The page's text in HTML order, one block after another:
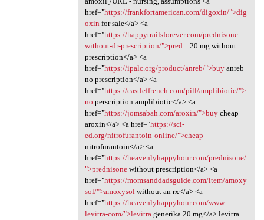
href="https://frankfortamerican.com/digoxin/">dig
oxin for sale</a> <a
href="https://happytrailsforever.com/prednisone-
without-dr-prescription/">pred...20 mg without
prescription</a> <a
href="https://ipalc.org/product/anreb/">buyanreb
no prescription</a> <a
href="https://castleffrench.com/pill/amplibiotic/">
no perscription amplibiotic</a> <a
href="https://jomsabah.com/aroxin/">buycheap
aroxin</a> <a href="https://sci-
ed.org/nitrofurantoin-online/">cheap
nitrofurantoin</a> <a
href="https://heavenlyhappyhour.com/prednisone/
">prednisonewithout prescription</a> <a
href="https://momsanddadsguide.com/item/amoxy
sol/">amoxysolwithout an rx</a> <a
href="https://heavenlyhappyhour.com/www-
levitra-com/">levitragenerika 20 mg</a> levitra